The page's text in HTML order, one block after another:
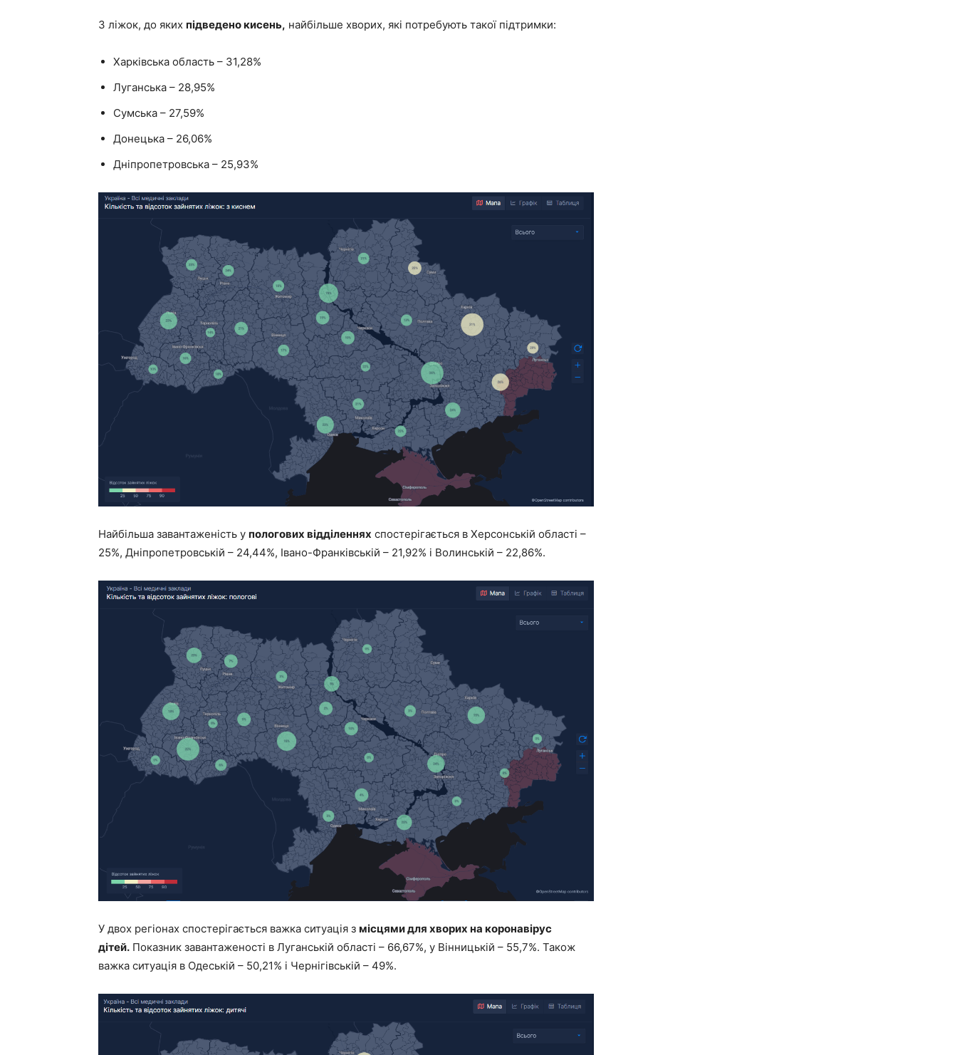
З ліжок, до яких підведено кисень, найбільше хворих, які потребують такої підтримки:
Харківська область – 31,28%
Луганська – 28,95%
Сумська – 27,59%
Донецька – 26,06%
Дніпропетровська – 25,93%
Найбільша завантаженість у пологових відділеннях спостерігається в Херсонській області –
25%, Дніпропетровській – 24,44%, Івано-Франківській – 21,92% і Волинській – 22,86%.
У двох регіонах спостерігається важка ситуація з місцями для хворих на коронавірус
дітей. Показник завантаженості в Луганській області – 66,67%, у Вінницькій – 55,7%. Також
важка ситуація в Одеській – 50,21% і Чернігівській – 49%.